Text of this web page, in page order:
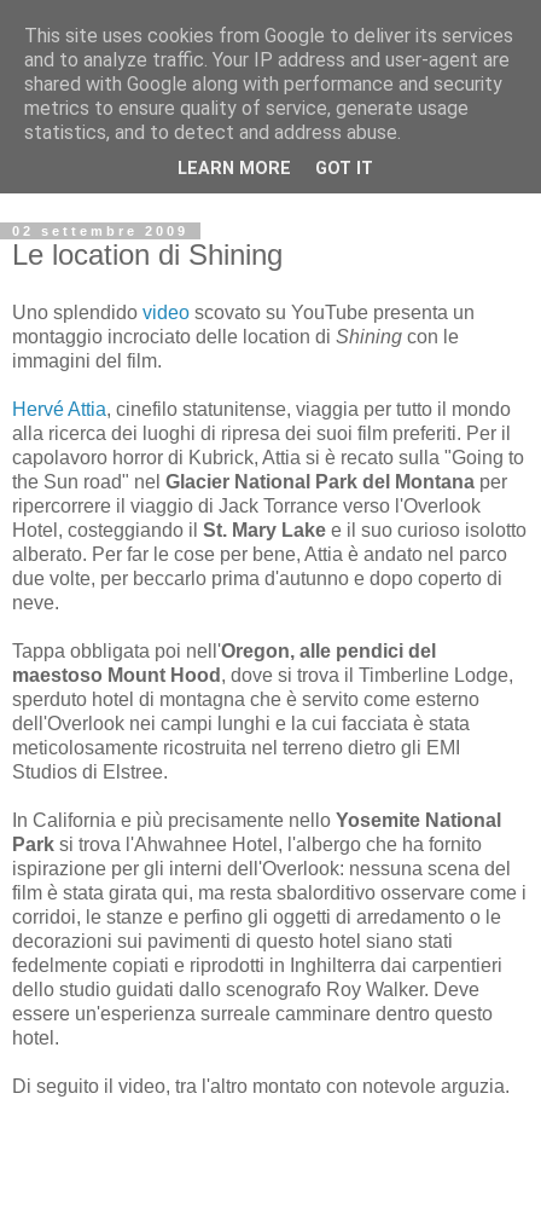
Archivio Kubrick: Blog
Commenti e notizie su Stanley Kubrick.
Segnalazione di eventi, nuovi libri in uscita, recensioni,
mostre e appuntamenti.
02 settembre 2009
Le location di Shining
Uno splendido video scovato su YouTube presenta un
montaggio incrociato delle location di Shining con le
immagini del film.
Hervé Attia, cinefilo statunitense, viaggia per tutto il mondo
alla ricerca dei luoghi di ripresa dei suoi film preferiti. Per il
capolavoro horror di Kubrick, Attia si è recato sulla "Going to
the Sun road" nel Glacier National Park del Montana per
ripercorrere il viaggio di Jack Torrance verso l'Overlook
Hotel, costeggiando il St. Mary Lake e il suo curioso isolotto
alberato. Per far le cose per bene, Attia è andato nel parco
due volte, per beccarlo prima d'autunno e dopo coperto di
neve.
Tappa obbligata poi nell'Oregon, alle pendici del
maestoso Mount Hood , dove si trova il Timberline Lodge,
sperduto hotel di montagna che è servito come esterno
dell'Overlook nei campi lunghi e la cui facciata è stata
meticolosamente ricostruita nel terreno dietro gli EMI
Studios di Elstree.
In California e più precisamente nello Yosemite National
Park si trova l'Ahwahnee Hotel, l'albergo che ha fornito
ispirazione per gli interni dell'Overlook: nessuna scena del
film è stata girata qui, ma resta sbalorditivo osservare come i
corridoi, le stanze e perfino gli oggetti di arredamento o le
decorazioni sui pavimenti di questo hotel siano stati
fedelmente copiati e riprodotti in Inghilterra dai carpentieri
dello studio guidati dallo scenografo Roy Walker. Deve
essere un'esperienza surreale camminare dentro questo
hotel.
Di seguito il video, tra l'altro montato con notevole arguzia.
This site uses cookies from Google to deliver its services
and to analyze traffic. Your IP address and user-agent are
shared with Google along with performance and security
metrics to ensure quality of service, generate usage
statistics, and to detect and address abuse.
LEARN MORE GOT IT